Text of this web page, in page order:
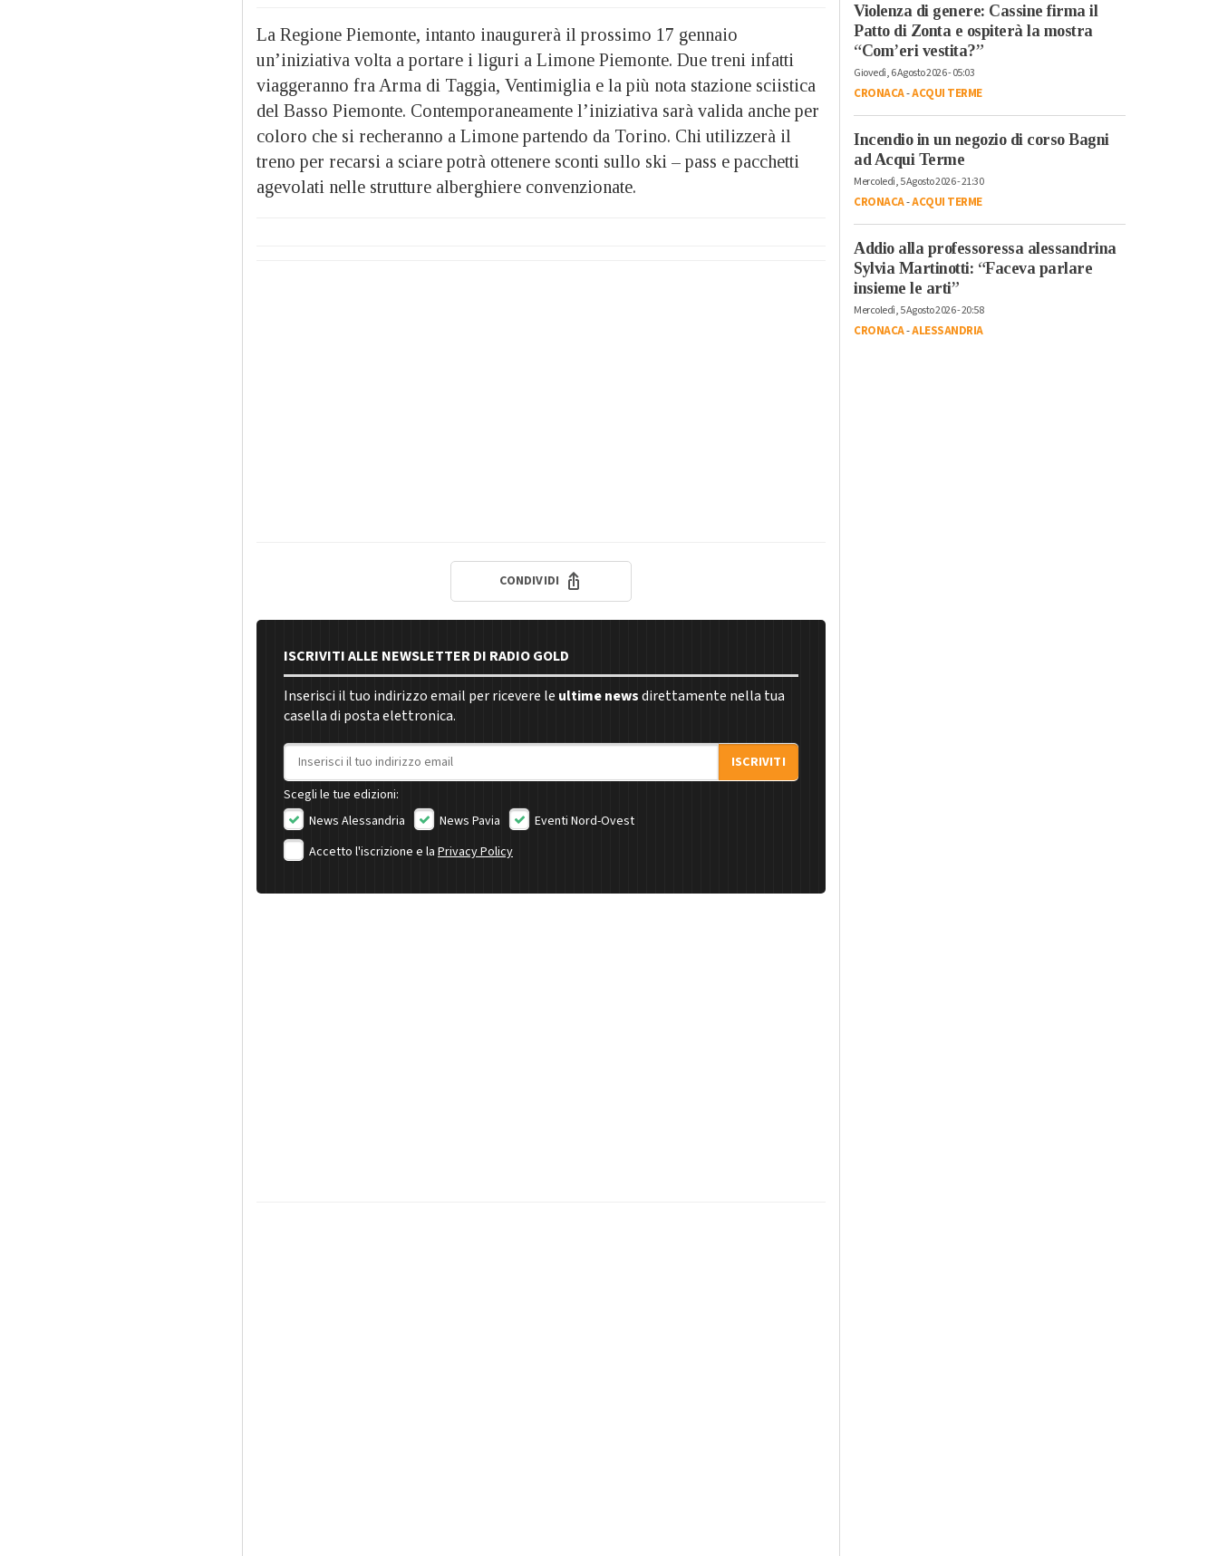
La Regione Piemonte, intanto inaugurerà il prossimo 17 gennaio
un’iniziativa volta a portare i liguri a Limone Piemonte. Due treni infatti
viaggeranno fra Arma di Taggia, Ventimiglia e la più nota stazione sciistica
del Basso Piemonte. Contemporaneamente l’iniziativa sarà valida anche per
coloro che si recheranno a Limone partendo da Torino. Chi utilizzerà il
treno per recarsi a sciare potrà ottenere sconti sullo ski – pass e pacchetti
agevolati nelle strutture alberghiere convenzionate.
CONDIVIDI
ISCRIVITI ALLE NEWSLETTER DI RADIO GOLD
Inserisci il tuo indirizzo email per ricevere le ultime newsdirettamente nella tua
casella di posta elettronica.
Indirizzo email
ISCRIVITI
Scegli le tue edizioni:
News Alessandria
News Pavia
Eventi Nord-Ovest
Accetto l'iscrizione e la Privacy Policy
Violenza di genere: Cassine firma il
Patto di Zonta e ospiterà la mostra
“Com’eri vestita?”
Giovedì, 6 Agosto 2026 - 05:03
CRONACA-ACQUI TERME
Incendio in un negozio di corso Bagni
ad Acqui Terme
Mercoledì, 5 Agosto 2026 - 21:30
CRONACA-ACQUI TERME
Addio alla professoressa alessandrina
Sylvia Martinotti: “Faceva parlare
insieme le arti”
Mercoledì, 5 Agosto 2026 - 20:58
CRONACA-ALESSANDRIA